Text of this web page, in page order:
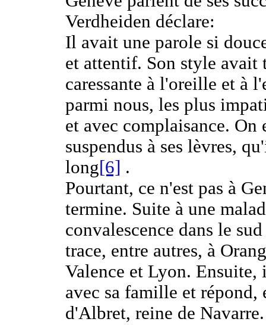
Verdheiden déclare:
Il avait une parole si
et attentif. Son style avait
caressante à l'oreille et à
parmi nous, les plus
et avec complaisance.
suspendus à ses lèvres,
long[6] .
Pourtant, ce n'est pas à
termine. Suite à une
convalescence dans le
trace, entre autres, à
Valence et Lyon.
avec sa famille et répond,
d'Albret, reine de